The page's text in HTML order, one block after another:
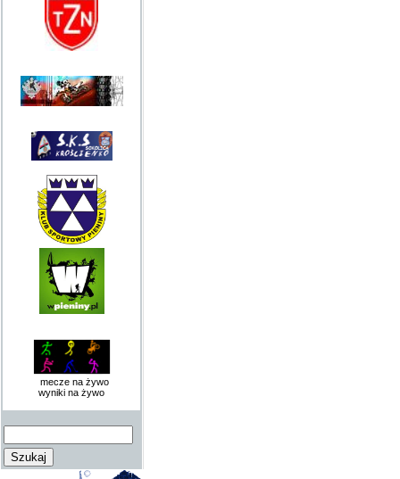
mecze na żywo
wyniki na żywo